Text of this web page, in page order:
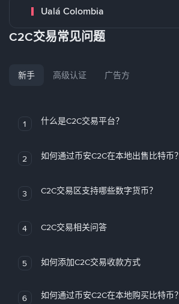
Ualá Colombia
C2C交易常见问题
新手 高级认证 广告方
1 什么是C2C交易平台？
2 如何通过币安C2C在本地出售比特币？
3 C2C交易区支持哪些数字货币？
4 C2C交易相关问答
5 如何添加C2C交易收款方式
6 如何通过币安C2C在本地购买比特币？